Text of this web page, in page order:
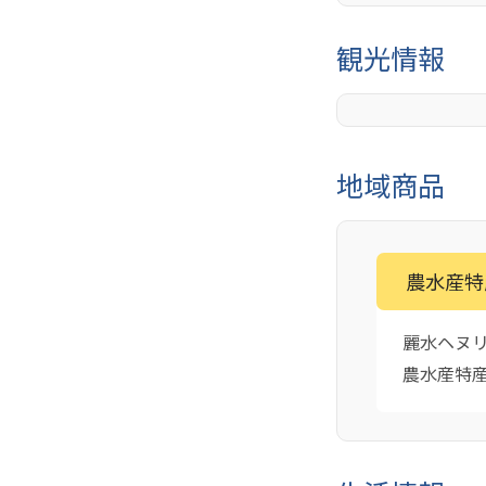
観光情報
地域商品
農水産
麗水ヘヌリ
農水産特